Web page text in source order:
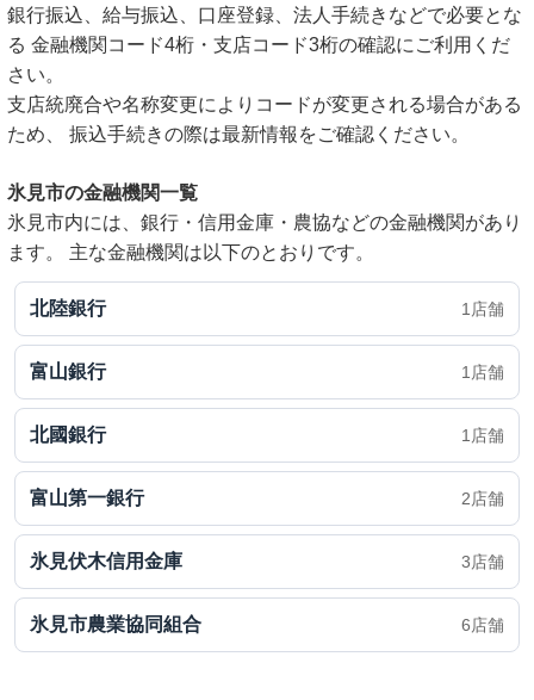
銀行振込、給与振込、口座登録、法人手続きなどで必要とな
る 金融機関コード4桁・支店コード3桁の確認にご利用くだ
さい。
支店統廃合や名称変更によりコードが変更される場合がある
ため、 振込手続きの際は最新情報をご確認ください。
氷見市の金融機関一覧
氷見市内には、銀行・信用金庫・農協などの金融機関があり
ます。 主な金融機関は以下のとおりです。
北陸銀行 1店舗
富山銀行 1店舗
北國銀行 1店舗
富山第一銀行 2店舗
氷見伏木信用金庫 3店舗
氷見市農業協同組合 6店舗